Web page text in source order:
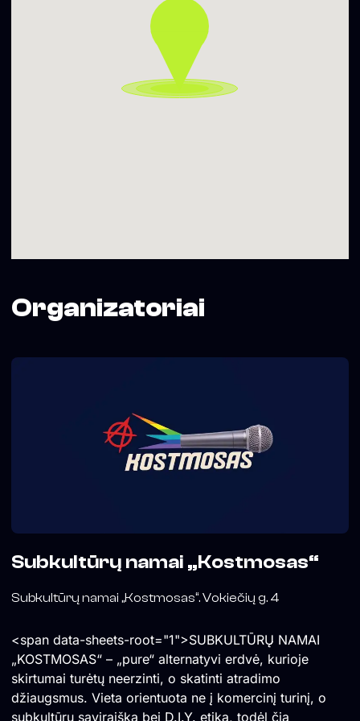
Organizatoriai
Subkultūrų namai „Kostmosas“
Subkultūrų namai „Kostmosas“. Vokiečių g. 4
<span data-sheets-root="1">SUBKULTŪRŲ NAMAI
„KOSTMOSAS“ – „pure“ alternatyvi erdvė, kurioje
skirtumai turėtų neerzinti, o skatinti atradimo
džiaugsmus. Vieta orientuota ne į komercinį turinį, o
subkultūrų saviraišką bei D.I.Y. etiką, todėl čia